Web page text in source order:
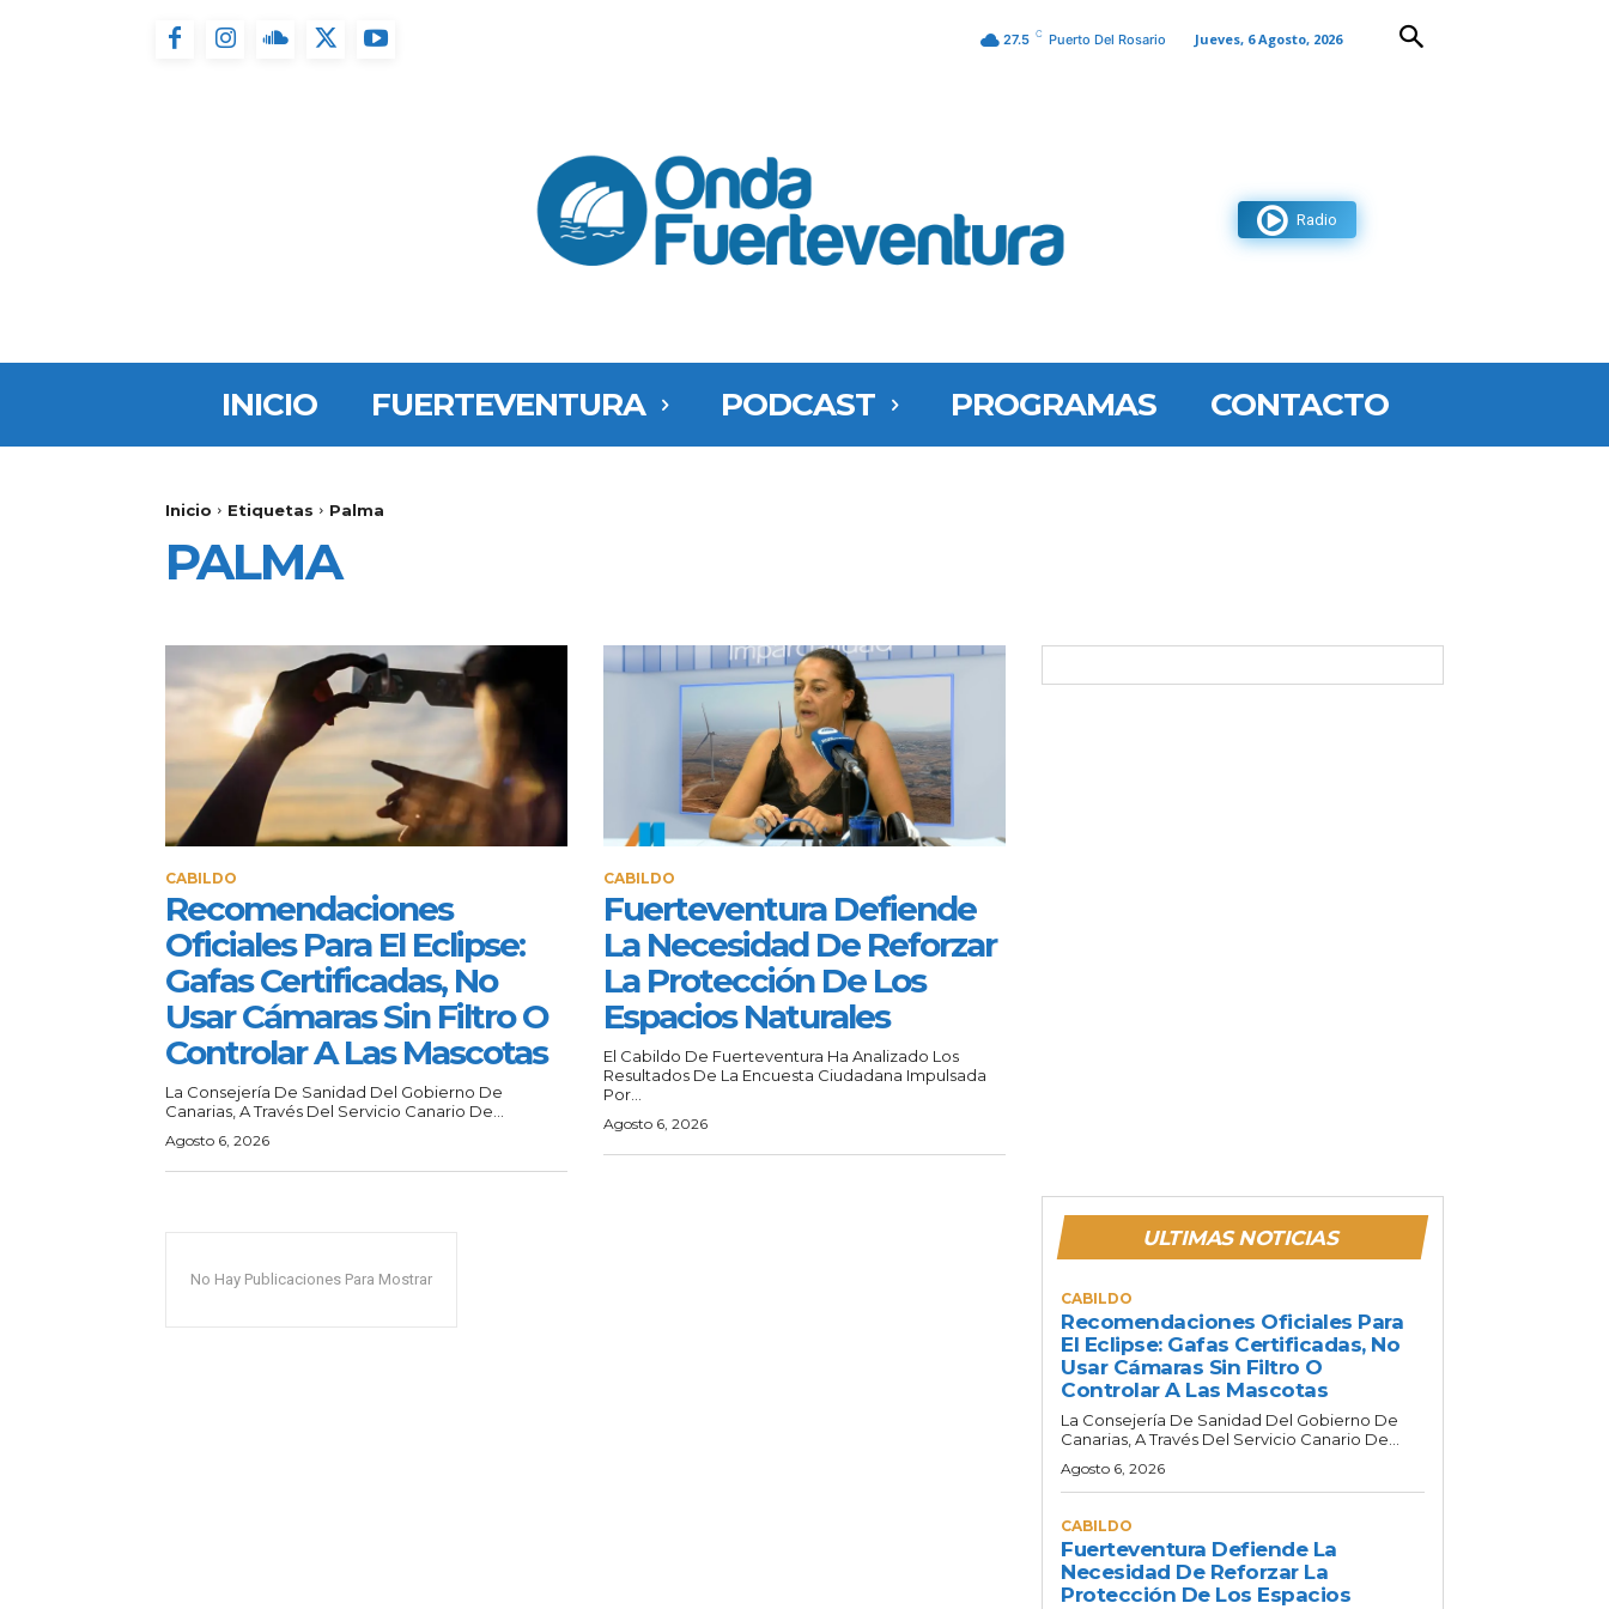
27.5 C Puerto Del Rosario Jueves, 6 Agosto, 2026
Radio
INICIO FUERTEVENTURA PODCAST PROGRAMAS CONTACTO
Inicio Etiquetas Palma
PALMA
CABILDO
Recomendaciones
Oficiales Para El Eclipse:
Gafas Certificadas, No
Usar Cámaras Sin Filtro O
Controlar A Las Mascotas
La Consejería De Sanidad Del Gobierno De
Canarias, A Través Del Servicio Canario De...
Agosto 6, 2026
CABILDO
Fuerteventura Defiende
La Necesidad De Reforzar
La Protección De Los
Espacios Naturales
El Cabildo De Fuerteventura Ha Analizado Los
Resultados De La Encuesta Ciudadana Impulsada
Por...
Agosto 6, 2026
No Hay Publicaciones Para Mostrar
ULTIMAS NOTICIAS
CABILDO
Recomendaciones Oficiales Para
El Eclipse: Gafas Certificadas, No
Usar Cámaras Sin Filtro O
Controlar A Las Mascotas
La Consejería De Sanidad Del Gobierno De
Canarias, A Través Del Servicio Canario De...
Agosto 6, 2026
CABILDO
Fuerteventura Defiende La
Necesidad De Reforzar La
Protección De Los Espacios